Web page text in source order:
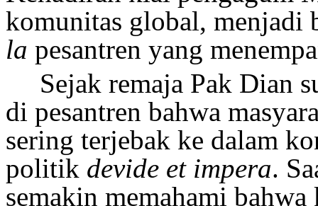
komunitas global,
la pesantren yang
Sejak remaja Pak Dian
di pesantren bahwa
sering terjebak ke dalam
politik devide et impera.
semakin memahami bahwa